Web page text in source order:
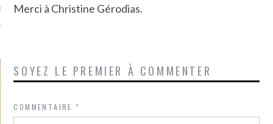
comment ? "
je ne parle presque que
Merci à Christine Gérodias.
SOYEZ LE PREMIER À COMMENTER
COMMENTAIRE*